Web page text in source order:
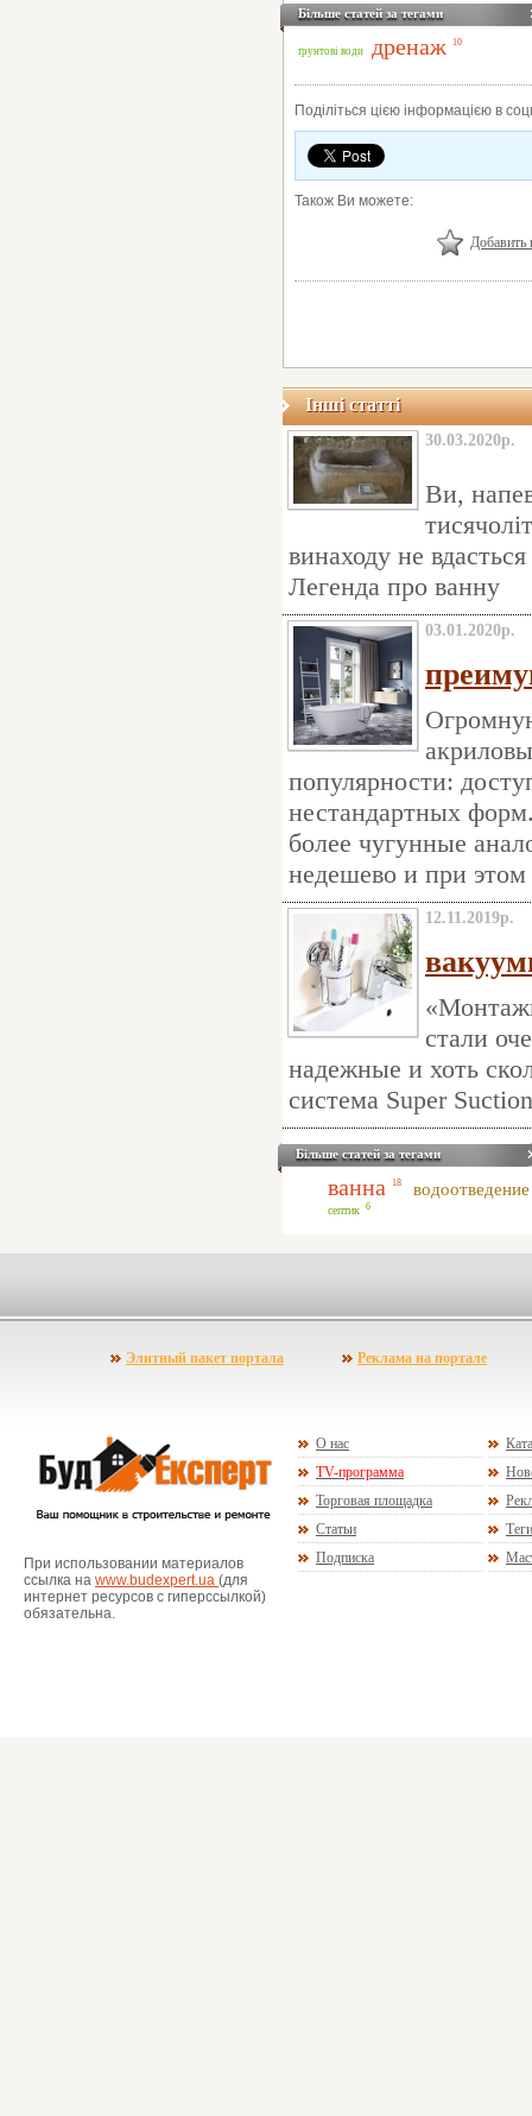
Більше статей за тегами
ґрунтові води дренаж 10
Поділіться цією інформацією в
Також Ви можете:
Добавить
Інші статті
30.03.2020р.
Ви,
винаходу не
Легенда про ванну
03.01.2020р.
популярности:
нестандартных
более чугунные
недешево и при
12.11.2019р.
стали
надежные и хоть
система Super
Більше статей за тегами
ванна 18 водоотведение
септик 6
Элитный пакет портала Реклама на портале
При использовании материалов
ссылка на www.budexpert.ua (для
интернет ресурсов с гиперссылкой)
обязательна.
О нас
TV-программа
Торговая площадка
Статьи
Теги
Подписка